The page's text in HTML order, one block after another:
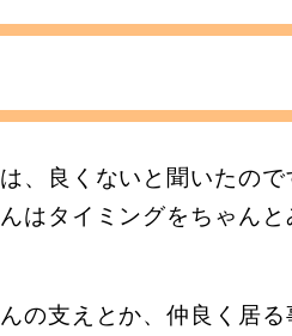
、良くないと聞いたの
はタイミングをちゃん
の支えとか、仲良く居